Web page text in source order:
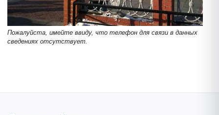
Пожалуйста, имейте ввиду, что телефон для связи в данных
сведениях отсутствует.
Общественная баня на Лесобазе